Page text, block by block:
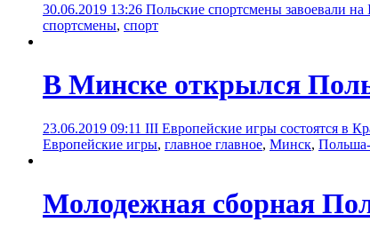
30.06.2019 13:26 Польские спортсмены завоевали
спортсмены, спорт
В Минске открылся
23.06.2019 09:11 III Европейские игры состоятся в
Европейские игры, главное главное, Минск, Польша-
Молодежная сборная